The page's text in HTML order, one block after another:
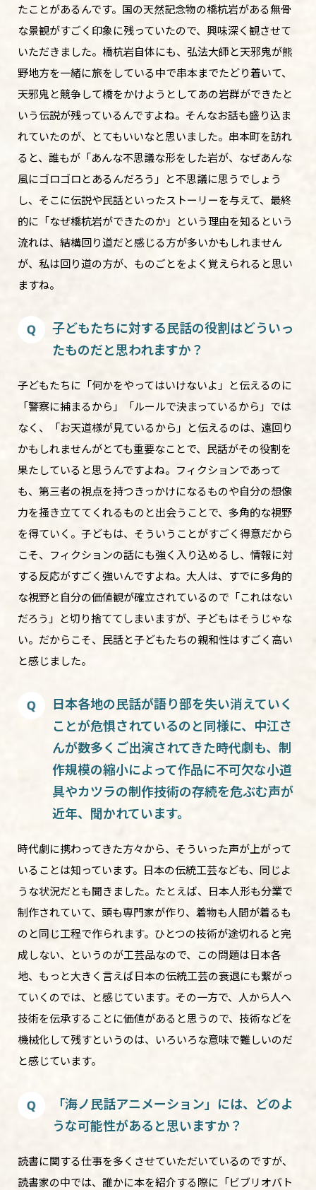
たことがあるんです。国の天然記念物の橋杭岩がある無骨
な景観がすごく印象に残っていたので、興味深く観させて
いただきました。橋杭岩自体にも、弘法大師と天邪鬼が熊
野地方を一緒に旅をしている中で串本までたどり着いて、
天邪鬼と競争して橋をかけようとしてあの岩群ができたと
いう伝説が残っているんですよね。そんなお話も盛り込ま
れていたのが、とてもいいなと思いました。串本町を訪れ
ると、誰もが「あんな不思議な形をした岩が、なぜあんな
風にゴロゴロとあるんだろう」と不思議に思うでしょう
し、そこに伝説や民話といったストーリーを与えて、最終
的に「なぜ橋杭岩ができたのか」という理由を知るという
流れは、結構回り道だと感じる方が多いかもしれません
が、私は回り道の方が、ものごとをよく覚えられると思い
ますね。
子どもたちに対する民話の役割はどういっ
たものだと思われますか？
子どもたちに「何かをやってはいけないよ」と伝えるのに
「警察に捕まるから」「ルールで決まっているから」では
なく、「お天道様が見ているから」と伝えるのは、遠回り
かもしれませんがとても重要なことで、民話がその役割を
果たしていると思うんですよね。フィクションであって
も、第三者の視点を持つきっかけになるものや自分の想像
力を掻き立ててくれるものと出会うことで、多角的な視野
を得ていく。子どもは、そういうことがすごく得意だから
こそ、フィクションの話にも強く入り込めるし、情報に対
する反応がすごく強いんですよね。大人は、すでに多角的
な視野と自分の価値観が確立されているので「これはない
だろう」と切り捨ててしまいますが、子どもはそうじゃな
い。だからこそ、民話と子どもたちの親和性はすごく高い
と感じました。
日本各地の民話が語り部を失い消えていく
ことが危惧されているのと同様に、中江さ
んが数多くご出演されてきた時代劇も、制
作規模の縮小によって作品に不可欠な小道
具やカツラの制作技術の存続を危ぶむ声が
近年、聞かれています。
時代劇に携わってきた方々から、そういった声が上がって
いることは知っています。日本の伝統工芸なども、同じよ
うな状況だとも聞きました。たとえば、日本人形も分業で
制作されていて、頭も専門家が作り、着物も人間が着るも
のと同じ工程で作られます。ひとつの技術が途切れると完
成しない、というのが工芸品なので、この問題は日本各
地、もっと大きく言えば日本の伝統工芸の衰退にも繋がっ
ていくのでは、と感じています。その一方で、人から人へ
技術を伝承することに価値があると思うので、技術などを
機械化して残すというのは、いろいろな意味で難しいのだ
と感じています。
「海ノ民話アニメーション」には、どのよ
うな可能性があると思いますか？
読書に関する仕事を多くさせていただいているのですが、
読書家の中では、誰かに本を紹介する際に「ビブリオバト